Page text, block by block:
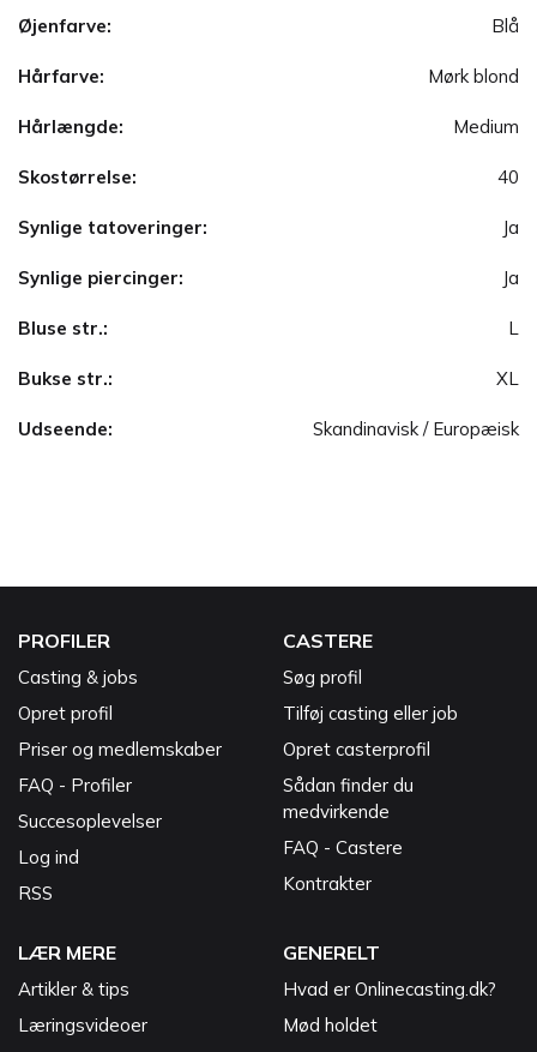
Øjenfarve: Blå
Hårfarve: Mørk blond
Hårlængde: Medium
Skostørrelse: 40
Synlige tatoveringer: Ja
Synlige piercinger: Ja
Bluse str.: L
Bukse str.: XL
Udseende: Skandinavisk / Europæisk
PROFILER
Casting & jobs
Opret profil
Priser og medlemskaber
FAQ - Profiler
Succesoplevelser
Log ind
RSS
CASTERE
Søg profil
Tilføj casting eller job
Opret casterprofil
Sådan finder du
medvirkende
FAQ - Castere
Kontrakter
LÆR MERE
Artikler & tips
Læringsvideoer
GENERELT
Hvad er Onlinecasting.dk?
Mød holdet